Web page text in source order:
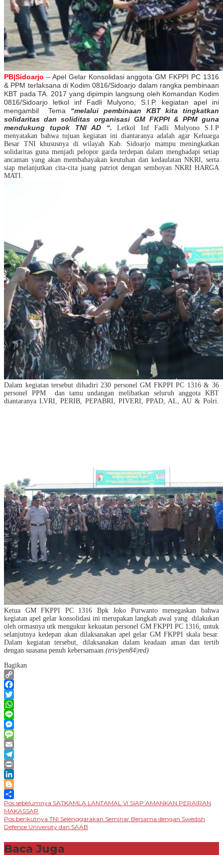
PB|Sidoarjo –Apel Gelar Konsolidasi anggota GM FKPPI PC 1316
& PPM terlaksana di Kodim 0816/Sidoarjo dalam rangka pembinaan
KBT pada TA. 2017 yang dipimpin langsung oleh Komandan Kodim
0816/Sidoarjo letkol inf Fadli Mulyono, S.I.P. kegiatan apel ini
mengambil Tema “melalui pembinaan KBT kita tingkatkan
solidaritas dan soliditas organisasi GM FKPPI & PPM guna
mendukung tupok TNI AD “.Letkol Inf Fadli Mulyono S.I.P
menyatakan bahwa tujuan kegiatan ini diantaranya adalah agar Keluarga
Besar TNI khususnya di wilayah Kab. Sidoarjo mampu meningkatkan
solidaritas guna menjadi pelopor garda terdepan dalam menghadapi setiap
ancaman yang akan membahayakan keutuhan dan kedaulatan NKRI, serta
siap melanjutkan cita-cita juang patriot dengan semboyan NKRI HARGA
MATI.
Dalam kegiatan tersebut dihadiri 230 personel GM FKPPI PC 1316 & 36
personel PPM dan tamu undangan melibatkan seluruh anggota KBT
diantaranya LVRI, PERIB, PEPABRI, PIVERI, PPAD, AL, AU & Polri.
Ketua GM FKPPI PC 1316 Bpk Joko Purwanto menegaskan bahwa
kegiatan apel gelar konsolidasi ini merupakan langkah awal yang dilakukan
oleh ormasnya utk mengukur kekuatan personel GM FKPPI PC 1316, untuk
selanjutnya kedepan akan dilaksanakan apel gelar GM FKPPI skala besar.
Dalam kegiatan tersebut, dilaksanakan dalam keadaan aman dan tertib
dengan suasana penuh kebersamaan. (tris/pen84|red)
Bagikan
Copy
Link
Facebook
Twitter
WhatsApp
Line
Messenger
Message
Email
Telegram
Print
LinkedIn
Blogger
Share
Navigasi
pos
Pos sebelumnya SATKAMLA LANTAMAL VI SIAP AMANKAN PERAIRAN
MAKASSAR
Pos berikutnya TNI Selenggarakan Seminar Bersama dengan Swedish
Defence University dan SAAB
Baca Juga